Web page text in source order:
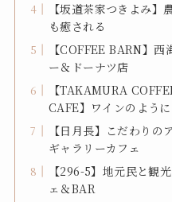
【坂道茶家つきよみ
も癒される
【COFFEE BARN】
ー＆ドーナツ店
【TAKAMURA
CAFE】ワインのよう
【日月長】こだわりの
ギャラリーカフェ
【296-5】地元民と観
ェ＆BAR